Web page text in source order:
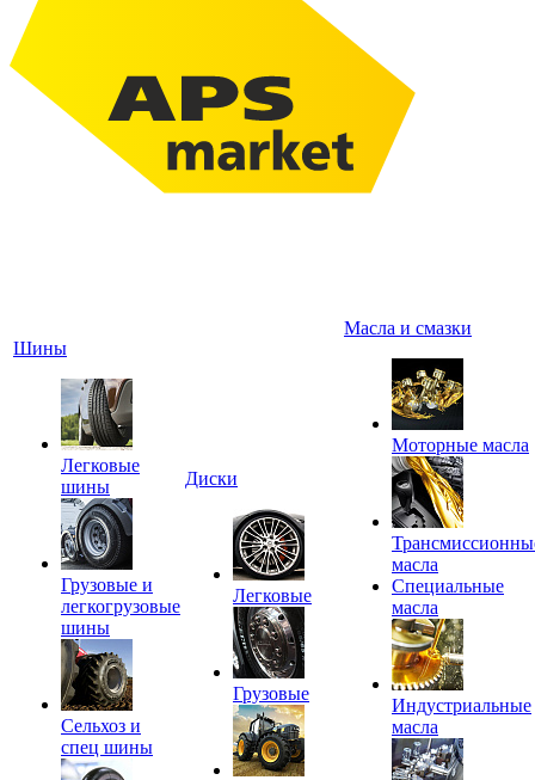
Шины
Легковые
шины
Грузовые и
легкогрузовые
шины
Сельхоз и
спец шины
Диски
Легковые
Грузовые
Масла и смазки
Моторные масла
масла
Специальные
масла
Индустриальные
масла